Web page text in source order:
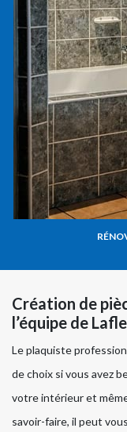
Création de
l’équipe de
Le plaquiste
de choix si vous avez
votre intérieur et
savoir-faire, il peut